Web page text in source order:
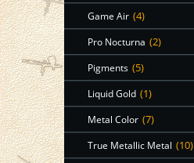
Game Air (4)
Pro Nocturna (2)
Pigments (5)
Liquid Gold (1)
Metal Color (7)
True Metallic Metal (10)